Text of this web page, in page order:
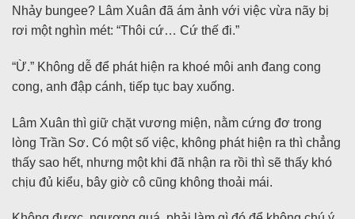
Nhảy bungee? Lâm Xuân đã ám ảnh với việc vừa nãy bị
rơi một nghìn mét: “Thôi cứ… Cứ thế đi.”
“Ừ.” Không dễ để phát hiện ra khoé môi anh đang cong
cong, anh đập cánh, tiếp tục bay xuống.
Lâm Xuân thì giữ chặt vương miện, nằm cứng đơ trong
lòng Trần Sơ. Có một số việc, không phát hiện ra thì chẳng
thấy sao hết, nhưng một khi đã nhận ra rồi thì sẽ thấy khó
chịu đủ kiểu, bây giờ cô cũng không thoải mái.